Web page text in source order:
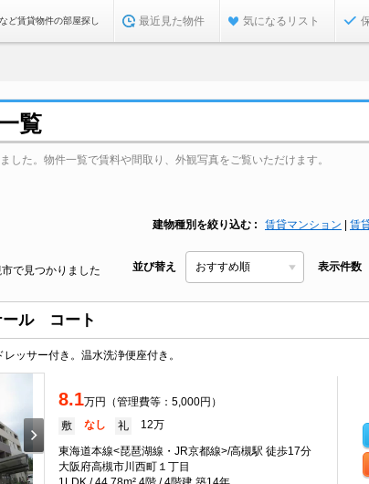
ど賃貸物件の部屋探し 最近見た物件 気になるリスト
覧
た。物件一覧で賃料や間取り、外観写真をご覧いただけます。
建物種別を絞り込む 賃貸マンション 賃
で見つかりました 並び替え 表示件数
ール コート
ッサー付き。温水洗浄便座付き。
8.1万円（管理費等：5,000円）
敷 なし 礼 12万
東海道本線<琵琶湖線・JR京都線>/高槻駅 徒歩17分
大阪府高槻市川西町１丁目
1LDK / 44.78m² 4階 / 4階建 築14年